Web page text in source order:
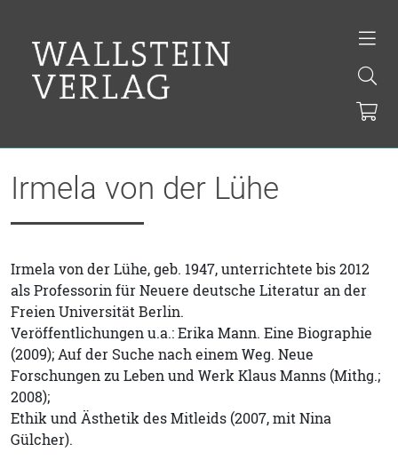
Irmela von der Lühe
Irmela von der Lühe, geb. 1947, unterrichtete bis 2012
als Professorin für Neuere deutsche Literatur an der
Freien Universität Berlin.
Veröffentlichungen u.a.: Erika Mann. Eine Biographie
(2009); Auf der Suche nach einem Weg. Neue
Forschungen zu Leben und Werk Klaus Manns (Mithg.;
2008);
Ethik und Ästhetik des Mitleids (2007, mit Nina
Gülcher).